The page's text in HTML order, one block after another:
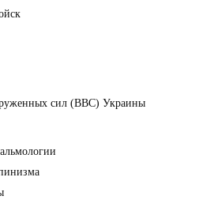
сил (ВВС) Украины